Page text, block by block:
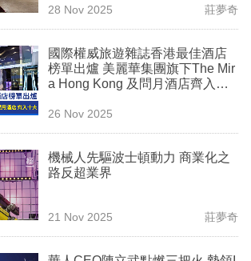
28 Nov 2025 莊夢奇
國際權威旅遊雜誌香港最佳酒店
榜單出爐 美麗華集團旗下The Mir
a Hong Kong 及問月酒店齊入十
26 Nov 2025
機械人先驅波士頓動力 商業化之
路反超業界
21 Nov 2025 莊夢奇